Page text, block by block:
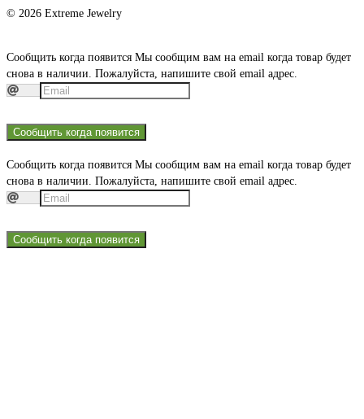
© 2026 Extreme Jewelry
Сообщить когда появится Мы сообщим вам на email когда товар будет
снова в наличии. Пожалуйста, напишите свой email адрес.
Сообщить когда появится
Сообщить когда появится Мы сообщим вам на email когда товар будет
снова в наличии. Пожалуйста, напишите свой email адрес.
Сообщить когда появится